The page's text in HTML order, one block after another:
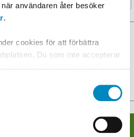
användaren åter besöker
.
cookies för att förbättra
Du som inte accepterar
som är tillsynsmyndighet på
information om cookies på